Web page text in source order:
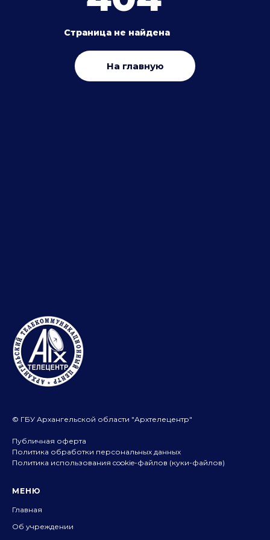
Страница не найдена
На главную
© ГБУ Архангельской области "Архтелецентр"
Публичная оферта
Политика обработки персональных данных
Политика использования cookie-файлов (куки-файлов)
МЕНЮ
Главная
Об учреждении